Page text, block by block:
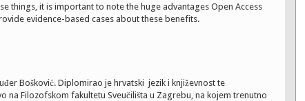
things, it is important to note the huge advantages Open Access
evidence-based cases about these benefits.
Bošković. Diplomirao je hrvatski jezik i književnost te
na Filozofskom fakultetu Sveučilišta u Zagrebu, na kojem trenutno